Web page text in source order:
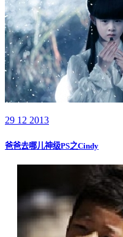
29 12 2013
爸爸去哪儿神级PS之Cindy